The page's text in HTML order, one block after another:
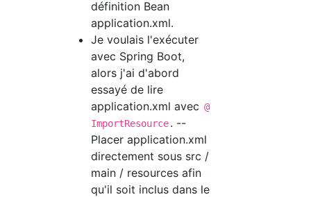
définition Bean
application.xml.
Je voulais l'exécuter
avec Spring Boot,
alors j'ai d'abord
essayé de lire
application.xml avec @
ImportResource. --
Placer application.xml
directement sous src /
main / resources afin
qu'il soit inclus dans le